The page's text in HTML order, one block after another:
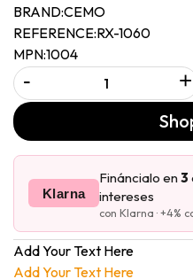
BRAND:CEMO
REFERENCE:RX-1060
MPN:1004
- +
Klarna
Fináncialo en3
intereses
con Klarna · +4%
Add Your Text Here
Add Your Text Here